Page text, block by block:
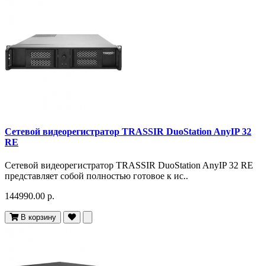
Сетевой видеорегистратор TRASSIR DuoStation AnyIP 32
RE
Сетевой видеорегистратор TRASSIR DuoStation AnyIP 32 RE
представляет собой полностью готовое к ис..
144990.00 р.
В корзину